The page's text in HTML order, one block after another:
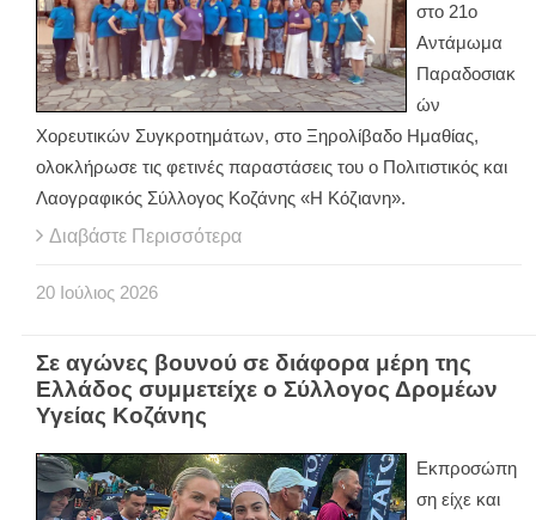
στο 21ο
Αντάμωμα
Παραδοσιακ
ών
Χορευτικών Συγκροτημάτων, στο Ξηρολίβαδο Ημαθίας,
ολοκλήρωσε τις φετινές παραστάσεις του ο Πολιτιστικός και
Λαογραφικός Σύλλογος Κοζάνης «Η Κόζιανη».
Διαβάστε Περισσότερα
20 Ιούλιος 2026
Σε αγώνες βουνού σε διάφορα μέρη της
Ελλάδος συμμετείχε ο Σύλλογος Δρομέων
Υγείας Κοζάνης
Εκπροσώπη
ση είχε και